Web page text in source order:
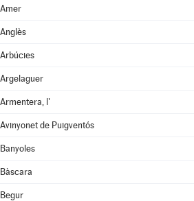
Amer
Anglès
Arbúcies
Argelaguer
Armentera, l'
Avinyonet de Puigventós
Banyoles
Bàscara
Begur